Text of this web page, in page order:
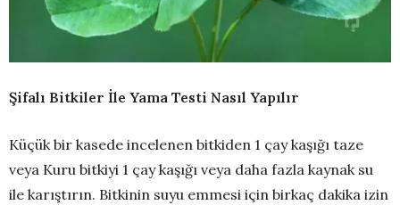
Şifalı Bitkiler İle Yama Testi Nasıl Yapılır
Küçük bir kasede incelenen bitkiden 1 çay kaşığı taze
veya Kuru bitkiyi 1 çay kaşığı veya daha fazla kaynak su
ile karıştırın. Bitkinin suyu emmesi için birkaç dakika izin